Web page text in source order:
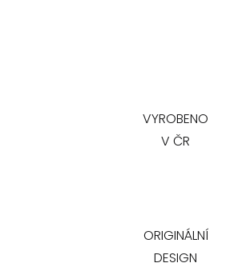
VYROBENO
V ČR
ORIGINÁLNÍ
DESIGN